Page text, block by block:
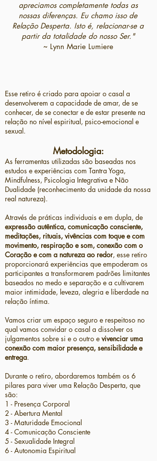
apreciamos completamente todas as
nossas diferenças. Eu chamo isso de
Relação Desperta. Isto é, relacionar-se a
partir da totalidade do nosso Ser."
~ Lynn Marie Lumiere
Esse retiro é criado para apoiar o casal a
desenvolverem a capacidade de amar, de se
conhecer, de se conectar e de estar presente na
relação no nível espiritual, psico-emocional e
sexual.
Metodologia:
As ferramentas utilizadas são baseadas nos
estudos e experiências com Tantra Yoga,
Mindfulness, Psicologia Integrativa e Não
Dualidade (reconhecimento da unidade da nossa
real natureza).
Através de práticas individuais e em dupla, de
expressão autêntica, comunicação consciente,
meditações, rituais, vivências com toque e com
movimento, respiração e som, conexão com o
Coração e com a natureza ao redor, esse retiro
proporcionará experiências que empoderam os
participantes a transformarem padrões limitantes
baseados no medo e separação e a cultivarem
maior intimidade, leveza, alegria e liberdade na
relação íntima.
Vamos criar um espaço seguro e respeitoso no
qual vamos convidar o casal a dissolver os
julgamentos sobre si e o outro e vivenciar uma
conexão com maior presença, sensibilidade e
entrega.​
Durante o retiro, abordaremos também os 6
pilares para viver uma Relação Desperta, que
são:
1 - Presença Corporal
2 - Abertura Mental
3 - Maturidade Emocional
4 - Comunicação Consciente
5 - Sexualidade Integral
6 - Autonomia Espiritual